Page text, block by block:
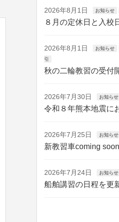
2026年8月1日 お知らせ
８月の定休日と入校
2026年8月1日 お知らせ
引
秋の二輪教習の受付
2026年7月30日 お知らせ
令和８年熊本地震に
2026年7月25日 お知らせ
新教習車coming soon
2026年7月24日 お知らせ
船舶講習の日程を更